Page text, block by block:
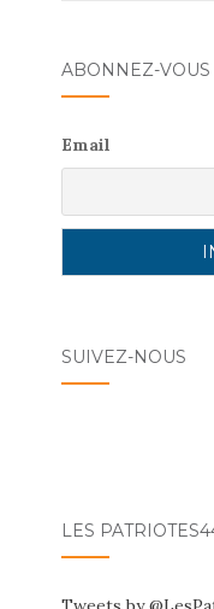
ABONNEZ-VOUS
Email
SUIVEZ-NOUS
LES